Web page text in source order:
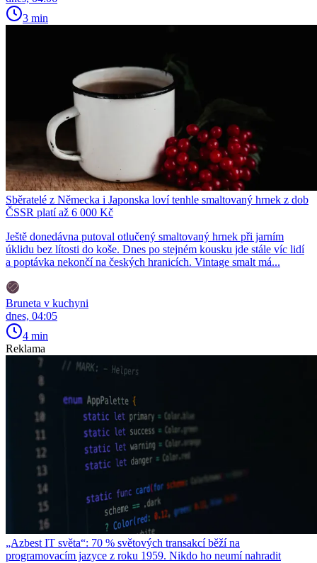
3 min
Sběratelé z Německa i Japonska loví tenhle smaltovaný hrnek z dob
ČSSR platí až 6 000 Kč
Ještě donedávna putoval otlučený smaltovaný hrnek při jarním
úklidu bez lítosti do koše. Dnes po stejném kousku jde stále víc lidí
a poptávka nekončí na českých hranicích. Vintage smalt má...
Bruneta v kuchyni
dnes, 04:05
4 min
Reklama
„Azbest IT světa“: 70 % světových transakcí běží na
programovacím jazyce z roku 1959. Nikdo ho neumí nahradit